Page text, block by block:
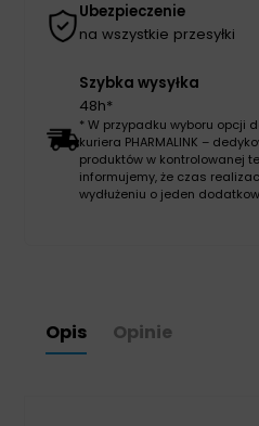
Ubezpieczenie
na wszystkie przesyłki
Szybka wysyłka
48h*
* W przypadku wyboru opcji
kuriera PHARMALINK –
produktów w kontrolowanej
informujemy, że czas
wydłużeniu o jeden
Opis Opinie